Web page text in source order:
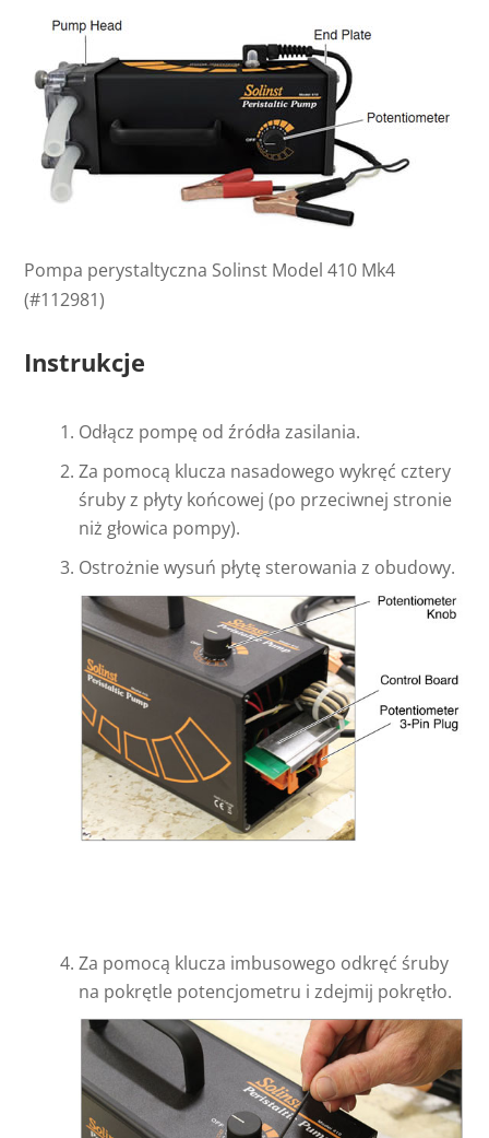
Pompa perystaltyczna Solinst Model 410 Mk4
(#112981)
Instrukcje
Odłącz pompę od źródła zasilania.
Za pomocą klucza nasadowego wykręć cztery
śruby z płyty końcowej (po przeciwnej stronie
niż głowica pompy).
Ostrożnie wysuń płytę sterowania z obudowy.
Za pomocą klucza imbusowego odkręć śruby
na pokrętle potencjometru i zdejmij pokrętło.